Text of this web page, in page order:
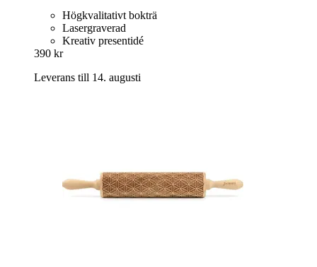
Högkvalitativt bokträ
Lasergraverad
Kreativ presentidé
390 kr
Leverans till 14. augusti